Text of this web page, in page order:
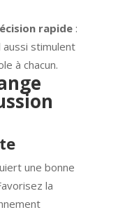
rapide:
stimulent
à chacun.
une bonne
la